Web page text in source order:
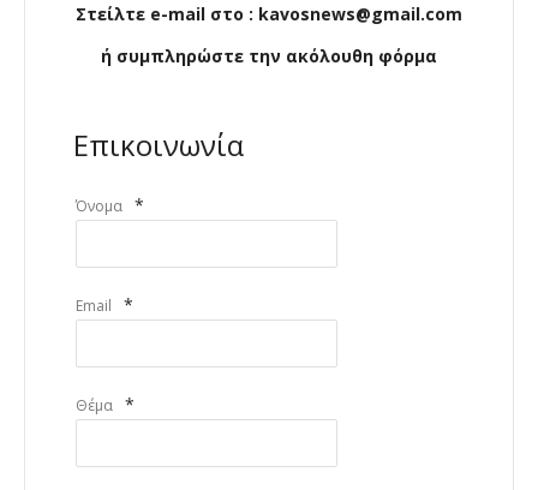
Στείλτε e-mail στο : kavosnews@gmail.com
ή συμπληρώστε την ακόλουθη φόρμα
Επικοινωνία
Όνομα *
Email *
Θέμα *